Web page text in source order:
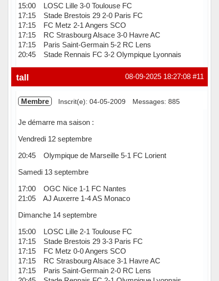
15:00 LOSC Lille 3-0 Toulouse FC
17:15 Stade Brestois 29 2-0 Paris FC
17:15 FC Metz 2-1 Angers SCO
17:15 RC Strasbourg Alsace 3-0 Havre AC
17:15 Paris Saint-Germain 5-2 RC Lens
20:45 Stade Rennais FC 3-2 Olympique Lyonnais
Hors ligne #11
08-09-2025 18:27:08
tall
Membre Inscrit(e): 04-05-2009 Messages: 885
Je démarre ma saison :
Vendredi 12 septembre
20:45 Olympique de Marseille 5-1 FC Lorient
Samedi 13 septembre
17:00 OGC Nice 1-1 FC Nantes
21:05 AJ Auxerre 1-4 AS Monaco
Dimanche 14 septembre
15:00 LOSC Lille 2-1 Toulouse FC
17:15 Stade Brestois 29 3-3 Paris FC
17:15 FC Metz 0-0 Angers SCO
17:15 RC Strasbourg Alsace 3-1 Havre AC
17:15 Paris Saint-Germain 2-0 RC Lens